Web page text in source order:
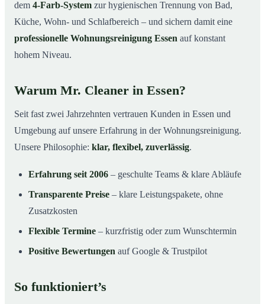
dem 4-Farb-System zur hygienischen Trennung von Bad,
Küche, Wohn- und Schlafbereich – und sichern damit eine
professionelle Wohnungsreinigung Essen auf konstant
hohem Niveau.
Warum Mr. Cleaner in Essen?
Seit fast zwei Jahrzehnten vertrauen Kunden in Essen und
Umgebung auf unsere Erfahrung in der Wohnungsreinigung.
Unsere Philosophie: klar, flexibel, zuverlässig.
Erfahrung seit 2006 – geschulte Teams & klare Abläufe
Transparente Preise – klare Leistungspakete, ohne
Zusatzkosten
Flexible Termine – kurzfristig oder zum Wunschtermin
Positive Bewertungen auf Google & Trustpilot
So funktioniert’s